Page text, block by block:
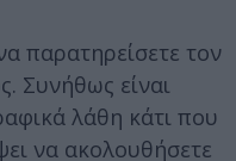
παρατηρείσετε τον
Συνήθως είναι
λάθη κάτι που
να ακολουθήσετε